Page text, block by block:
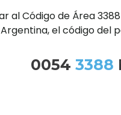
Código de Área
el código del
0054 3388